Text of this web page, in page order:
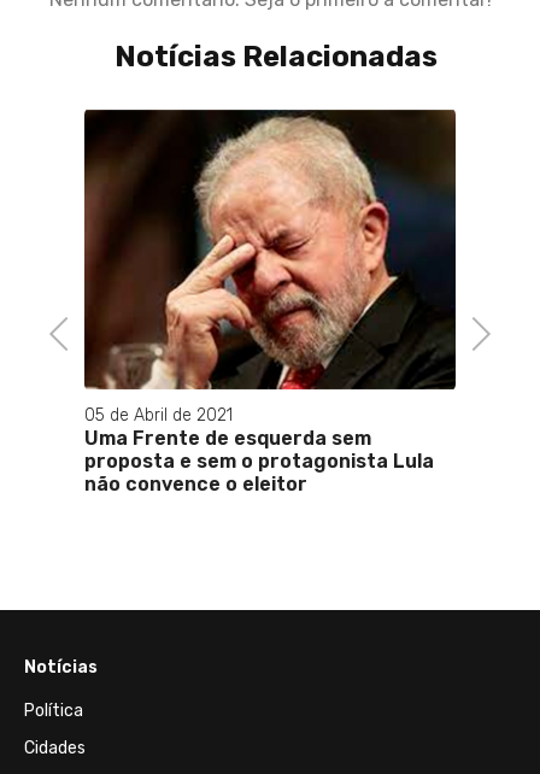
Notícias Relacionadas
Previous
05 de Abril de 2021
Uma Frente de esquerda sem
proposta e sem o protagonista Lula
não convence o eleitor
a
Next
Notícias
Política
Cidades